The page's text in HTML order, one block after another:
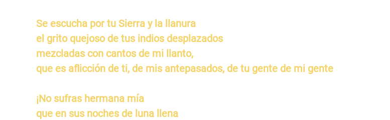
Se escucha por tu Sierra y la llanura
el grito quejoso de tus indios desplazados
mezcladas con cantos de mi llanto,
que es aflicción de ti, de mis antepasados, de tu gente de mi gente
¡No sufras hermana mía
que en sus noches de luna llena